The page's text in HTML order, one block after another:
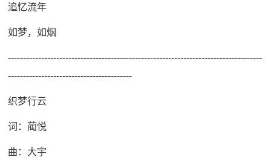
追忆流年
如梦，如烟
------------------------------------------------------------------------------------
-----------------------------------------
织梦行云
词：蔺悦
曲：大宇